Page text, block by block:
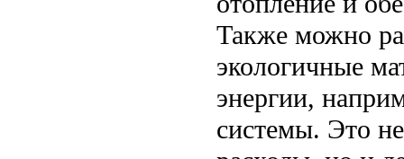
Также можно
экологичные
энергии,
системы. Это